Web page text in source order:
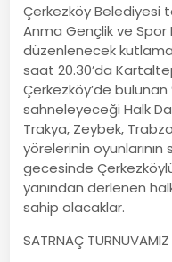
Çerkezköy Belediyesi
Anma Gençlik ve Spor
düzenlenecek
saat 20.30’da
Çerkezköy’de
sahneleyeceği Halk
Trakya, Zeybek,
yörelerinin
gecesinde
yanından derlenen
sahip olacaklar.
SATRNAÇ